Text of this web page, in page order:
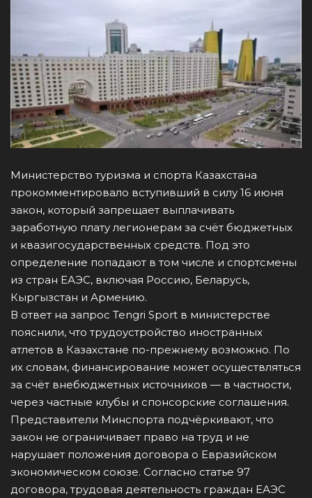
Министерство туризма и спорта Казахстана
прокомментировало вступивший в силу 16 июня
закон, который запрещает выплачивать
заработную плату легионерам за счёт бюджетных
и квазигосударственных средств. Под это
определение попадают в том числе и спортсмены
из стран ЕАЭС, включая Россию, Беларусь,
Кыргызстан и Армению.
В ответ на запрос Tengri Sport в министерстве
пояснили, что трудоустройство иностранных
атлетов в Казахстане по-прежнему возможно. По
их словам, финансирование может осуществляться
за счёт внебюджетных источников — в частности,
через частные клубы и спонсорские соглашения.
Представители Минспорта подчёркивают, что
закон не ограничивает право на труд и не
нарушает положения договора о Евразийском
экономическом союзе. Согласно статье 97
договора, трудовая деятельность граждан ЕАЭС